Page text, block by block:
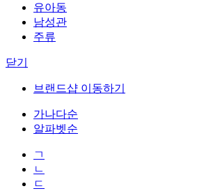
유아동
남성관
주류
닫기
브랜드샵 이동하기
가나다순
알파벳순
ㄱ
ㄴ
ㄷ